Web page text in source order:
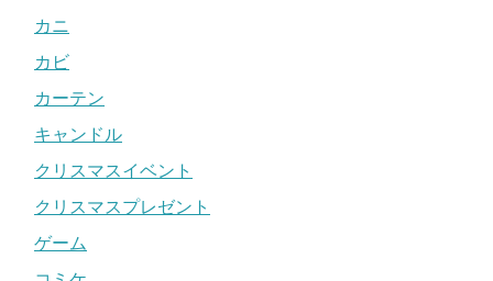
カニ
カビ
カーテン
キャンドル
クリスマスイベント
クリスマスプレゼント
ゲーム